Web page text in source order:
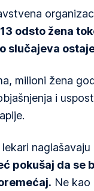
odsto žena
slučajeva
milioni žena
i
pokušaj da se
Ne kao